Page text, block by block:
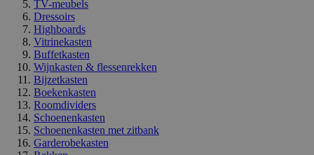
TV-meubels
Dressoirs
Highboards
Vitrinekasten
Buffetkasten
Wijnkasten & flessenrekken
Bijzetkasten
Boekenkasten
Roomdividers
Schoenenkasten
Schoenenkasten met zitbank
Garderobekasten